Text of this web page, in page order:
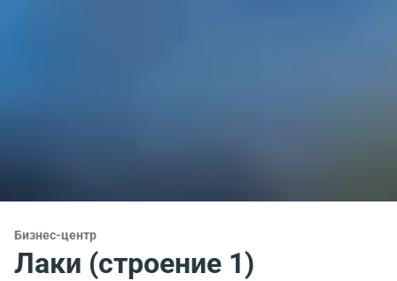
Бизнес-центр
Лаки (строение 1)